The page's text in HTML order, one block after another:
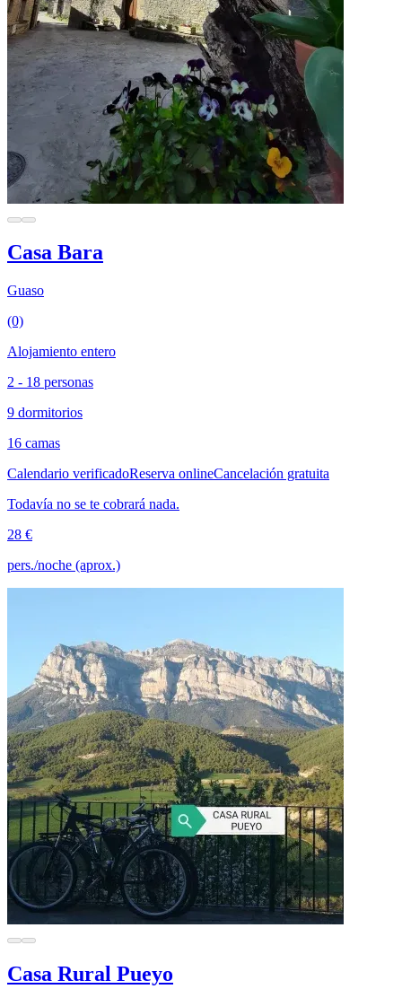
Casa Bara
Guaso
(0)
Alojamiento entero
2 - 18 personas
9 dormitorios
16 camas
Calendario verificadoReserva onlineCancelación gratuita
Todavía no se te cobrará nada.
28 €
pers./noche (aprox.)
Casa Rural Pueyo